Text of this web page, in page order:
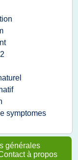
symptomes
générales
à propos